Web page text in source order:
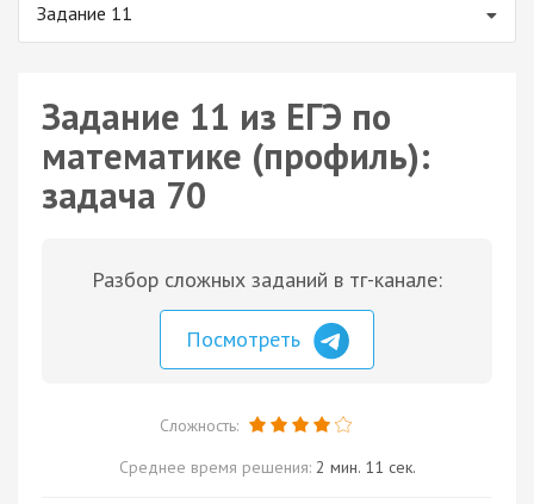
Задание 11
Задание 11 из ЕГЭ по
математике (профиль):
задача 70
Разбор сложных заданий в тг-канале:
Посмотреть
Сложность:
Среднее время решения: 2 мин. 11 сек.